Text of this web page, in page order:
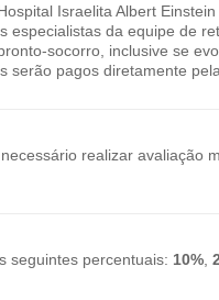
Israelita Albert
especialistas da equipe de
socorro, inclusive se
serão pagos diretamente
realizar avaliação
seguintes percentuais: 10%,